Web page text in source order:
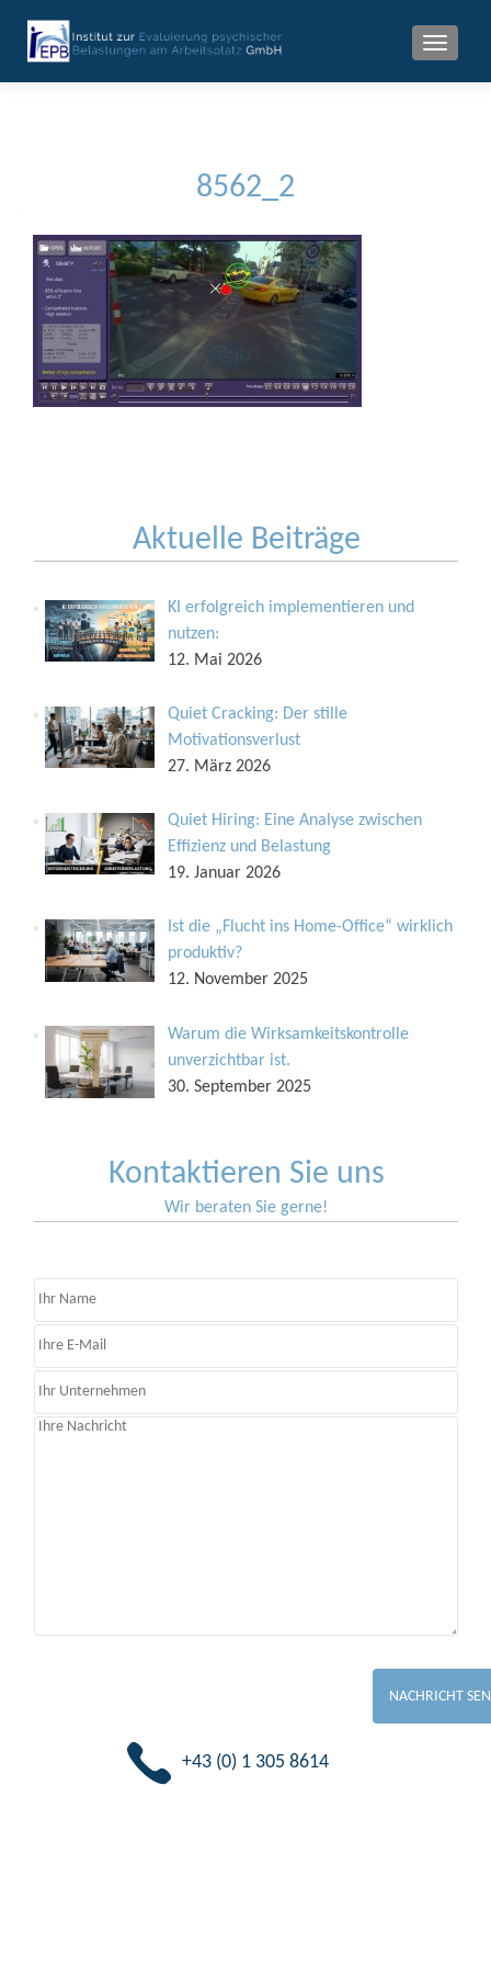
MENU
8562_2
Aktuelle Beiträge
KI erfolgreich implementieren und
nutzen:
12. Mai 2026
Quiet Cracking: Der stille
Motivationsverlust
27. März 2026
Quiet Hiring: Eine Analyse zwischen
Effizienz und Belastung
19. Januar 2026
Ist die „Flucht ins Home-Office“ wirklich
produktiv?
12. November 2025
Warum die Wirksamkeitskontrolle
unverzichtbar ist.
30. September 2025
Kontaktieren Sie uns
Wir beraten Sie gerne!
+43 (0) 1 305 8614